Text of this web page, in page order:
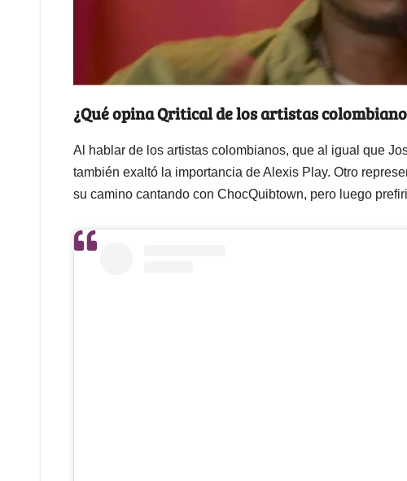
¿Qué opina Qritical de los artistas
Al hablar de los artistas colombianos, que al igual que
también exaltó la importancia de Alexis Play. Otro
su camino cantando con ChocQuibtown, pero luego